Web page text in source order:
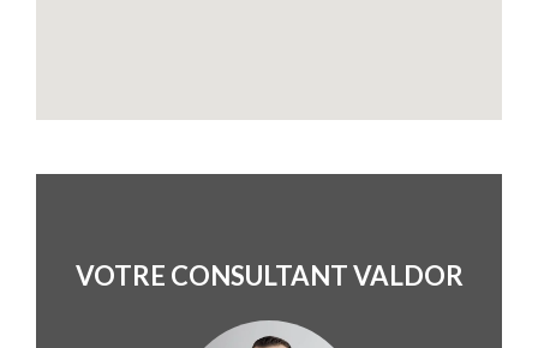
VOTRE CONSULTANT VALDOR